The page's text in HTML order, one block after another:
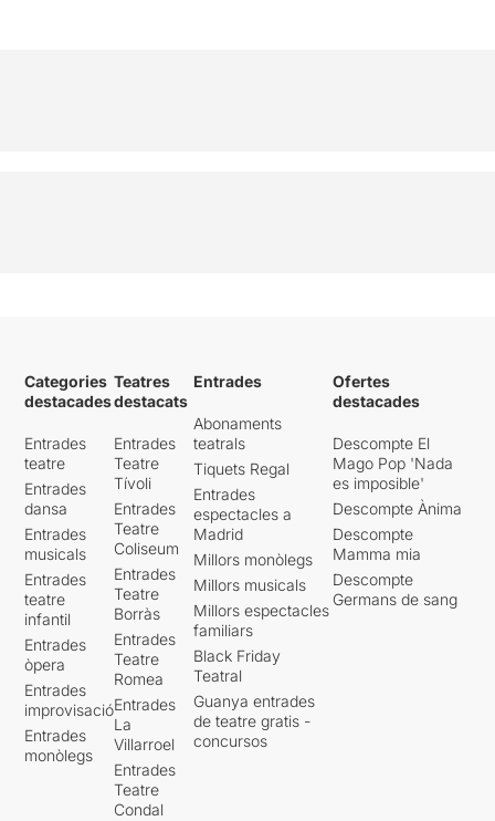
Categories
destacades
Entrades
teatre
Entrades
dansa
Entrades
musicals
Entrades
teatre
infantil
Entrades
òpera
Entrades
improvisació
Entrades
monòlegs
Teatres
destacats
Entrades
Teatre
Tívoli
Entrades
Teatre
Coliseum
Entrades
Teatre
Borràs
Entrades
Teatre
Romea
Entrades
La
Villarroel
Entrades
Teatre
Condal
Entrades
Abonaments
teatrals
Tiquets Regal
Entrades
espectacles a
Madrid
Millors monòlegs
Millors musicals
Millors espectacles
familiars
Black Friday
Teatral
Guanya entrades
de teatre gratis -
concursos
Ofertes
destacades
Descompte El
Mago Pop 'Nada
es imposible'
Descompte Ànima
Descompte
Mamma mia
Descompte
Germans de sang